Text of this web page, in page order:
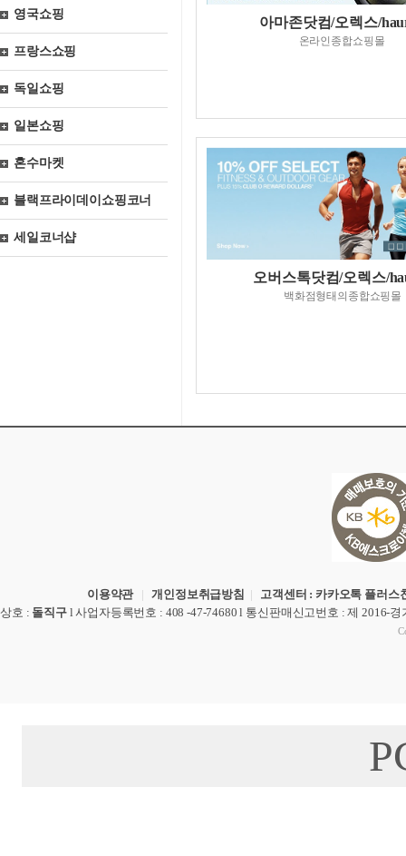
영국쇼핑
프랑스쇼핑
독일쇼핑
일본쇼핑
혼수마켓
블랙프라이데이쇼핑코너
세일코너샵
아마존닷컴/오렉스/
온라인종합쇼핑몰
오버스톡닷컴/오렉스/
백화점형태의종합쇼핑몰
이용약관 |개인정보취급방침 | 고객센터 : 카카오톡 플러스
상호 : 돌직구 l사업자등록번호 : 408 -47-74680 l 통신판매신고번호 : 제 2016-